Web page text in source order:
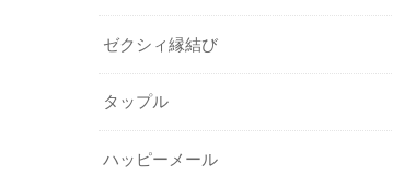
ゼクシィ縁結び
タップル
ハッピーメール